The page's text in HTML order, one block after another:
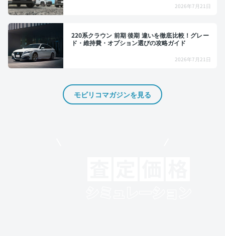
2026年7月21日
220系クラウン 前期 後期 違いを徹底比較！グレー
ド・維持費・オプション選びの攻略ガイド
2026年7月21日
モビリコマガジンを見る